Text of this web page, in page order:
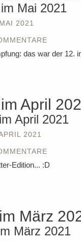
Mai 2021
2021
das war der 12.
April 2021
2021
Edition... :D
März 2021